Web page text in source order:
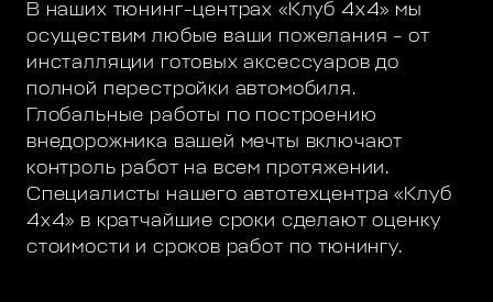
В наших тюнинг-центрах «Клуб 4х4» мы
осуществим любые ваши пожелания – от
инсталляции готовых аксессуаров до
полной перестройки автомобиля.
Глобальные работы по построению
внедорожника вашей мечты включают
контроль работ на всем протяжении.
Специалисты нашего автотехцентра «Клуб
4х4» в кратчайшие сроки сделают оценку
стоимости и сроков работ по тюнингу.